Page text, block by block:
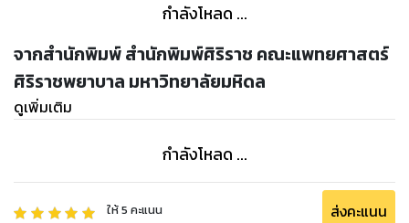
กำลังโหลด ...
จากสำนักพิมพ์ สำนักพิมพ์ศิริราช คณะแพทยศาสตร์
ศิริราชพยาบาล มหาวิทยาลัยมหิดล
ดูเพิ่มเติม
กำลังโหลด ...
ให้5 คะแนน ส่งคะแนน